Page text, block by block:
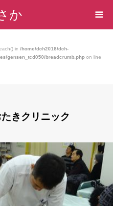
か
in /home/dch2018/dch-
gensen_tcd050/breadcrumb.php on line
きクリニック